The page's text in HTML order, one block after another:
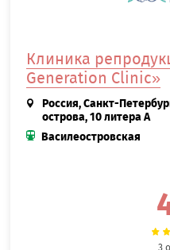
Клиника
Generation Clinic»
Россия, Санкт-
острова, 10 литера А
Василеостровская
3